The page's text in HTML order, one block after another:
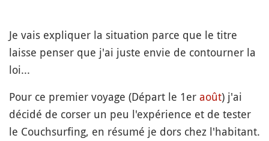
Je vais expliquer la situation parce que le titre
laisse penser que j'ai juste envie de contourner la
loi...
Pour ce premier voyage (Départ le 1er août) j'ai
décidé de corser un peu l'expérience et de tester
le Couchsurfing, en résumé je dors chez l'habitant.